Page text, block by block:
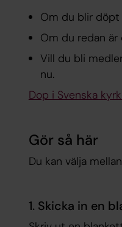
Om du blir döpt
Om du redan
Vill du bli
nu.
Dop i Svenska
Gör så här
Du kan välja
1. Skicka in en